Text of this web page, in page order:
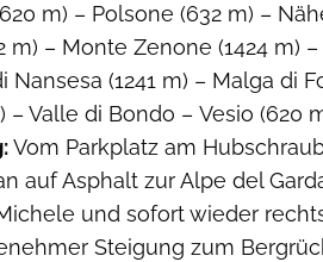
m) – Polsone (632 m) –
m) – Monte Zenone (1424 m)
Nansesa (1241 m) – Malga di
– Valle di Bondo – Vesio (620
Vom Parkplatz am
auf Asphalt zur Alpe del
und sofort wieder
Steigung zum